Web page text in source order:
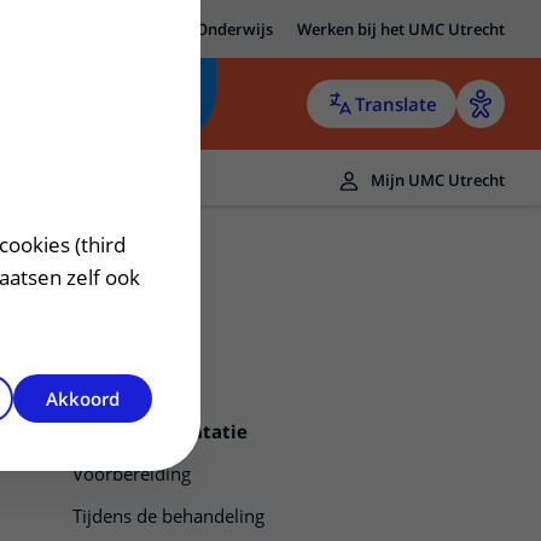
Onderwijs Werken bij het UMC Utrecht
Translate
Mijn UMC Utrecht
Harttransplantatie
Voorbereiding
Tijdens de behandeling
(third
zelf ook
Akkoord